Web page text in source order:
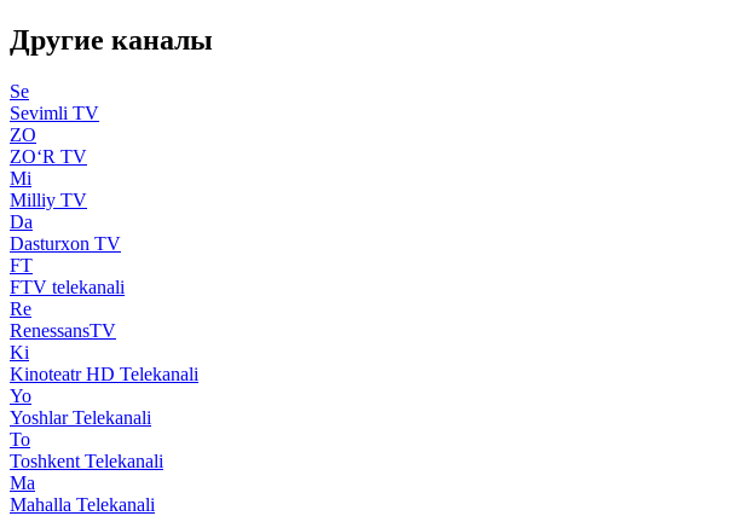
Другие каналы
Se
Sevimli TV
ZO
ZO‘R TV
Mi
Milliy TV
Da
Dasturxon TV
FT
FTV telekanali
Re
RenessansTV
Ki
Kinoteatr HD Telekanali
Yo
Yoshlar Telekanali
To
Toshkent Telekanali
Ma
Mahalla Telekanali